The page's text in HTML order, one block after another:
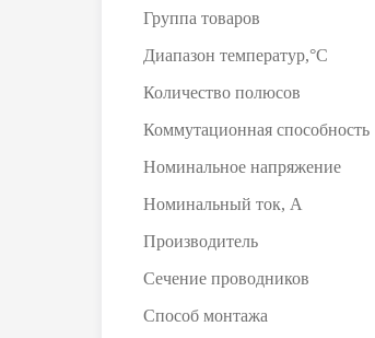
Группа товаров
Диапазон температур,°С
Количество полюсов
Коммутационная способность
Номинальное напряжение
Номинальный ток, А
Производитель
Сечение проводников
Способ монтажа